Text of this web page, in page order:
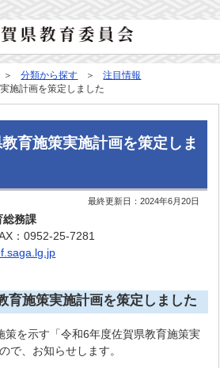
分類から探す
注目情報
施計画を策定しました
育施策実施計画を策定しま
最終更新日：2024年6月20日
務課
：0952-25-7281
育施策実施計画を策定しました
策を示す「令和6年度佐賀県教育施策実
で、お知らせします。